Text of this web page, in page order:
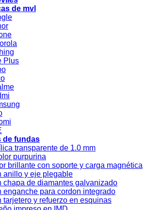
de mvl
Plus
de fundas
transparente de 1.0 mm
purpurina
brillante con soporte y carga magnética
anillo y eje plegable
chapa de diamantes galvanizado
enganche para cordon integrado
tarjetero y refuerzo en esquinas